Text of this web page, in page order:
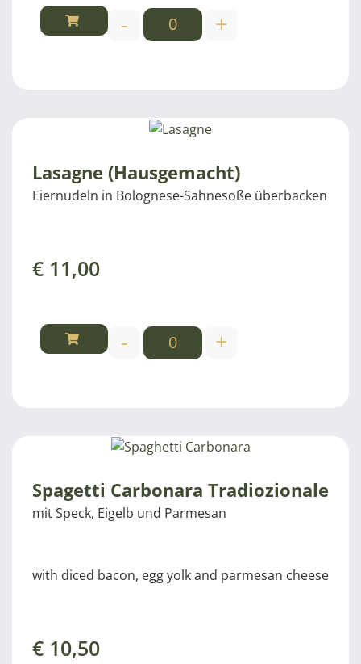
- +
Lasagne (Hausgemacht)
Eiernudeln in Bolognese-Sahnesoße überbacken
€ 11,00
- +
Spagetti Carbonara Tradiozionale
mit Speck, Eigelb und Parmesan
with diced bacon, egg yolk and parmesan cheese
€ 10,50